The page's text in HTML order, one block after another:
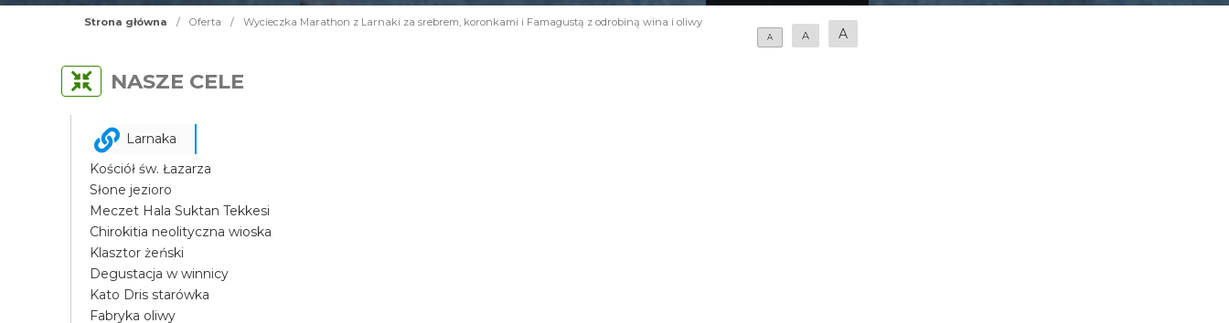
Strona główna / Oferta / Wycieczka Marathon z Larnaki za srebrem, koronkami i Famagustą z odrobiną wina i oliwy
A A A
NASZE CELE
Larnaka
Kościół św. Łazarza
Słone jezioro
Meczet Hala Suktan Tekkesi
Chirokitia neolityczna wioska
Klasztor żeński
Degustacja w winnicy
Kato Dris starówka
Fabryka oliwy